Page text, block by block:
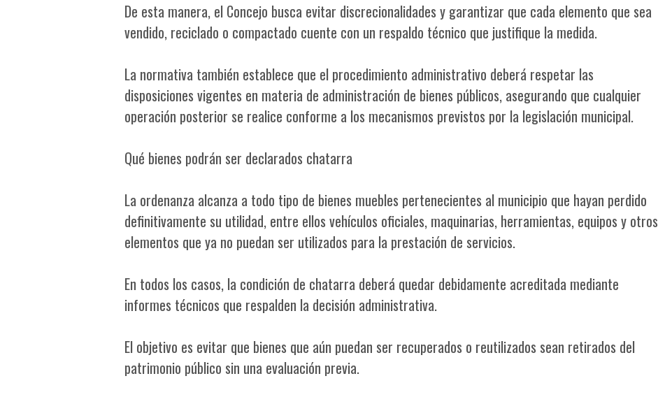
De esta manera, el Concejo busca evitar discrecionalidades y garantizar que cada elemento que sea
vendido, reciclado o compactado cuente con un respaldo técnico que justifique la medida.
La normativa también establece que el procedimiento administrativo deberá respetar las
disposiciones vigentes en materia de administración de bienes públicos, asegurando que cualquier
operación posterior se realice conforme a los mecanismos previstos por la legislación municipal.
Qué bienes podrán ser declarados chatarra
La ordenanza alcanza a todo tipo de bienes muebles pertenecientes al municipio que hayan perdido
definitivamente su utilidad, entre ellos vehículos oficiales, maquinarias, herramientas, equipos y otros
elementos que ya no puedan ser utilizados para la prestación de servicios.
En todos los casos, la condición de chatarra deberá quedar debidamente acreditada mediante
informes técnicos que respalden la decisión administrativa.
El objetivo es evitar que bienes que aún puedan ser recuperados o reutilizados sean retirados del
patrimonio público sin una evaluación previa.